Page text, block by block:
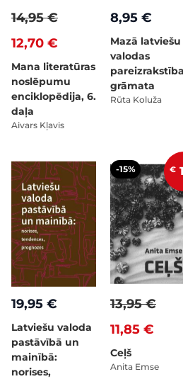
12,70 €
14,95 €
Mana literatūras
noslēpumu
enciklopēdija, 6.
daļa
Aivars Kļavis
8,95 €
Mazā latviešu
valodas
grāmata
Rūta Koluža
19,95 €
Latviešu valoda
pastāvībā un
mainībā:
norises,
-15% €
11,85 €
13,95 €
Ceļš
Anita Emse